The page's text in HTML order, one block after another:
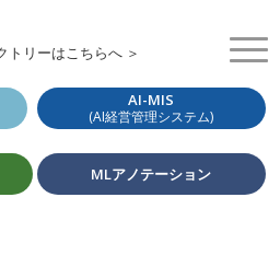
トリーはこちらへ ＞
AI-MIS
(AI経営管理システム)
MLアノテーション